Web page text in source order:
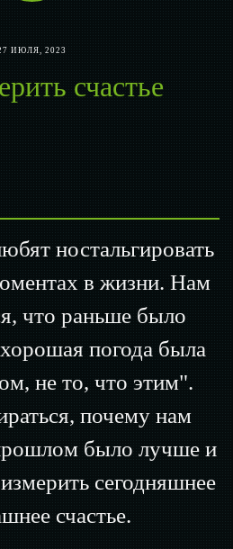
ИЮЛЯ, 2023
счастье
ностальгировать
в жизни. Нам
что раньше было
погода была
не то, что этим".
почему нам
было лучше и
сегодняшнее
счастье.